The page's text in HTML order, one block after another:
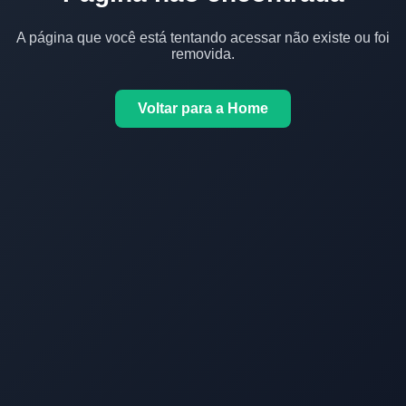
A página que você está tentando acessar não existe ou foi
removida.
Voltar para a Home